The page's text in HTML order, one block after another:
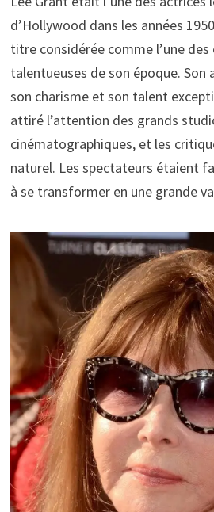
d’Hollywood dans les années
titre considérée comme l’une des
talentueuses de son époque. Son
son charisme et son talent
attiré l’attention des grands
cinématographiques, et les
naturel. Les spectateurs étaient
à se transformer en une grande